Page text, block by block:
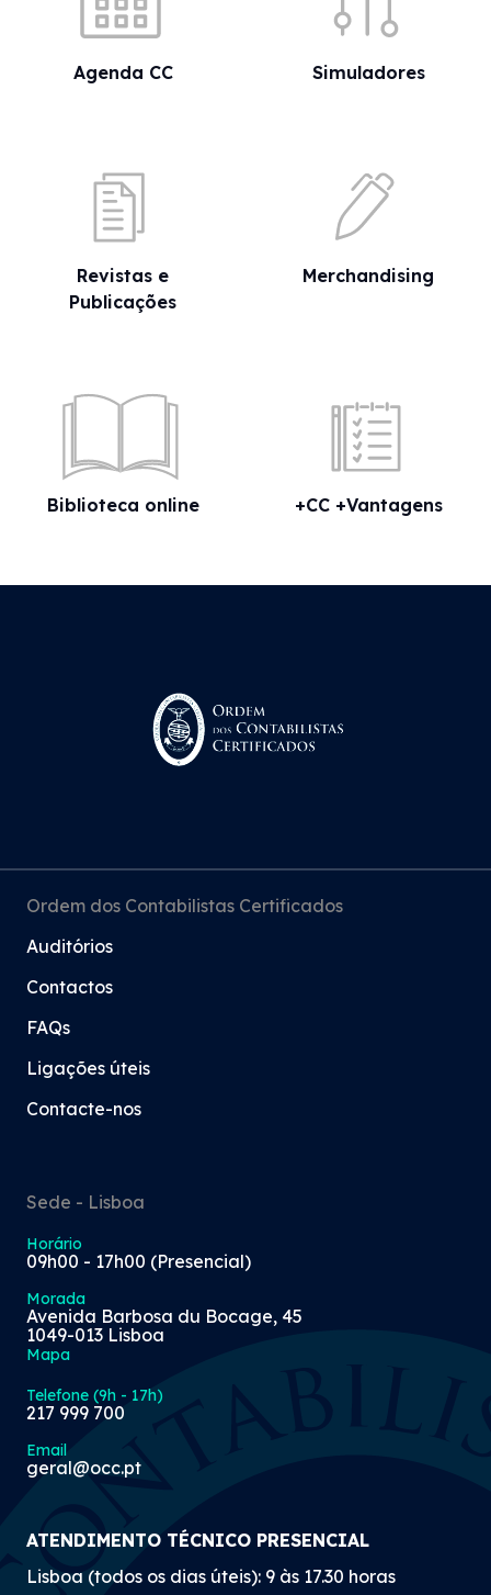
Agenda CC Simuladores
Revistas e
Publicações
Merchandising
Biblioteca online +CC +Vantagens
Ordem dos Contabilistas Certificados
Auditórios
Contactos
FAQs
Ligações úteis
Contacte-nos
Sede - Lisboa
Horário
09h00 - 17h00 (Presencial)
Morada
Avenida Barbosa du Bocage, 45
1049-013 Lisboa
Mapa
Telefone (9h - 17h)
217 999 700
Email
geral@occ.pt
ATENDIMENTO TÉCNICO PRESENCIAL
Lisboa (todos os dias úteis): 9 às 17.30 horas